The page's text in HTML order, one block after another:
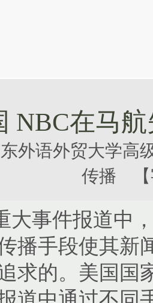
NBC在马
外语外贸大学高
传播 【
件报道中，
播手段使其新
求的。美国国